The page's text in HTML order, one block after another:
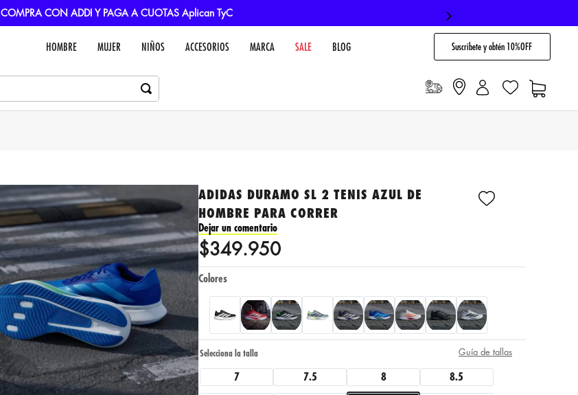
COMPRA CON ADDI Y PAGA A CUOTAS Aplican TyC
HOMBRE MUJER NIÑOS ACCESORIOS MARCA SALE BLOG Suscribete y obtén 10%OFF
ADIDAS DURAMO SL 2 TENIS AZUL DE
HOMBRE PARA CORRER
Dejar un comentario
$349.950
Colores
7 7.5 8 8.5
Guía de tallas